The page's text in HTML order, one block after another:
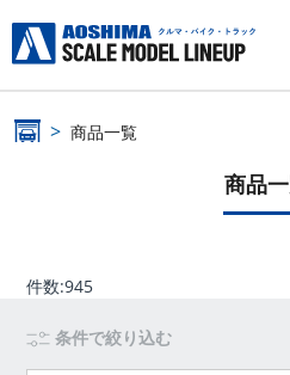
商品一覧
商品
件数:945
条件で絞り込む